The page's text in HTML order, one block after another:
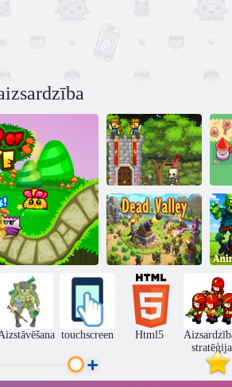
Mini aizbildņu
pils aizsardzība
Nāves ieleja
touchscreen Html5
stratēģija